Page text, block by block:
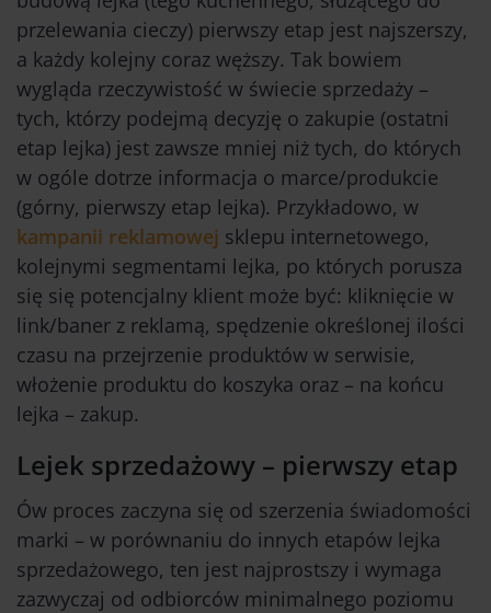
przelewania cieczy) pierwszy etap jest najszerszy,
a każdy kolejny coraz węższy. Tak bowiem
wygląda rzeczywistość w świecie sprzedaży –
tych, którzy podejmą decyzję o zakupie (ostatni
etap lejka) jest zawsze mniej niż tych, do których
w ogóle dotrze informacja o marce/produkcie
(górny, pierwszy etap lejka). Przykładowo, w
kampanii reklamowej sklepu internetowego,
kolejnymi segmentami lejka, po których porusza
się się potencjalny klient może być: kliknięcie w
link/baner z reklamą, spędzenie określonej ilości
czasu na przejrzenie produktów w serwisie,
włożenie produktu do koszyka oraz – na końcu
lejka – zakup.
Lejek sprzedażowy – pierwszy etap
Ów proces zaczyna się od szerzenia świadomości
marki – w porównaniu do innych etapów lejka
sprzedażowego, ten jest najprostszy i wymaga
zazwyczaj od odbiorców minimalnego poziomu